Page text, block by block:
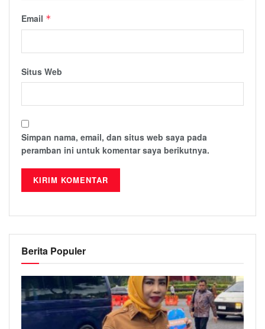
Email *
Situs Web
Simpan nama, email, dan situs web saya pada
peramban ini untuk komentar saya berikutnya.
Berita Populer